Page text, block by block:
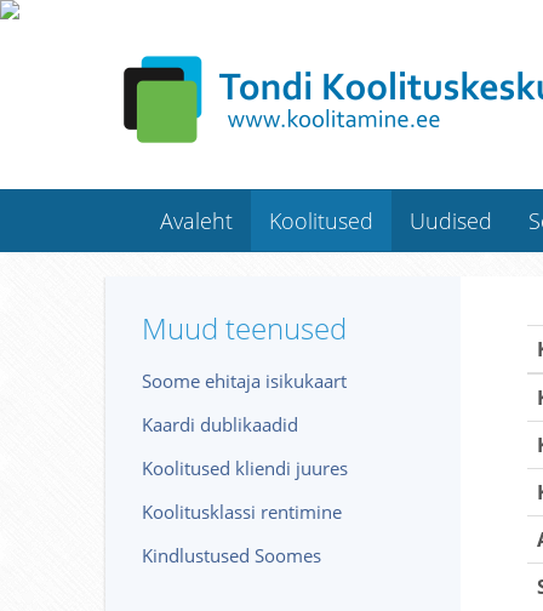
Avaleht Koolitused Uudised
Muud teenused
Soome ehitaja isikukaart
Kaardi dublikaadid
Koolitused kliendi juures
Koolitusklassi rentimine
Kindlustused Soomes